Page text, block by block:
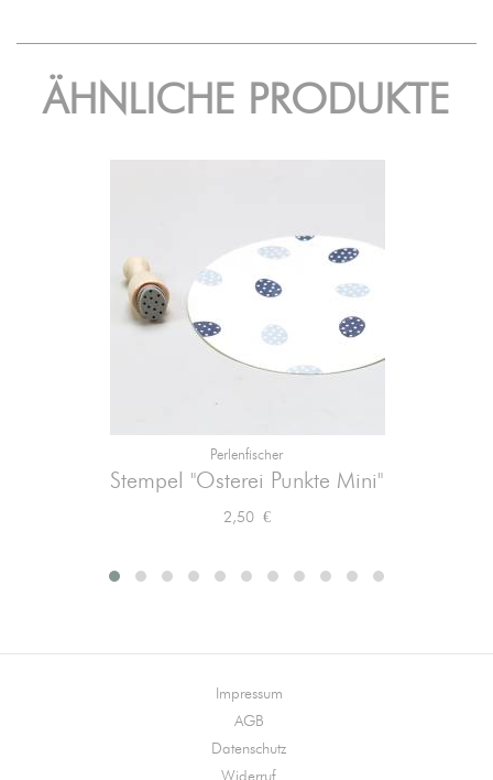
ÄHNLICHE PRODUKTE
Perlenfischer
Stempel "Osterei Punkte Mini"
Preis
2,50 €
Impressum
AGB
Datenschutz
Widerruf